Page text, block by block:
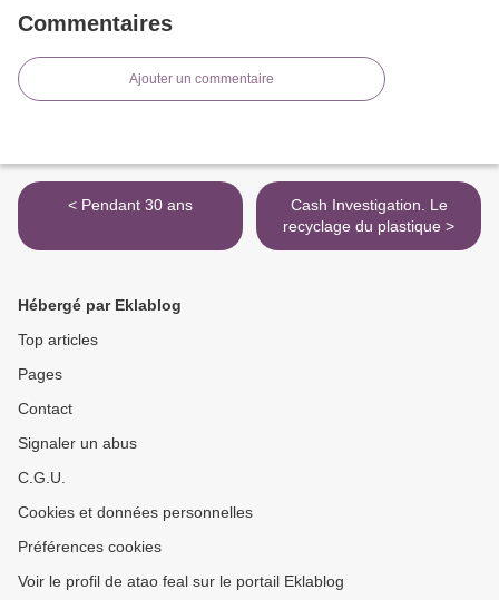
Commentaires
Ajouter un commentaire
< Pendant 30 ans
Cash Investigation. Le
recyclage du plastique >
Hébergé par Eklablog
Top articles
Pages
Contact
Signaler un abus
C.G.U.
Cookies et données personnelles
Préférences cookies
Voir le profil de atao feal sur le portail Eklablog